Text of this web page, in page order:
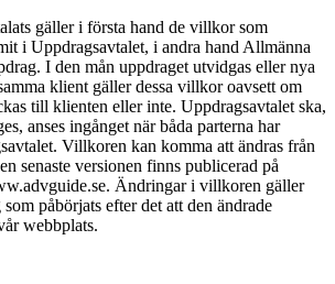
gäller i första hand de villkor som
i Uppdragsavtalet, i andra hand Allmänna
I den mån uppdraget utvidgas eller nya
klient gäller dessa villkor oavsett om
till klienten eller inte. Uppdragsavtalet ska,
anses ingånget när båda parterna har
Villkoren kan komma att ändras från
senaste versionen finns publicerad på
Ändringar i villkoren gäller
påbörjats efter det att den ändrade
webbplats.